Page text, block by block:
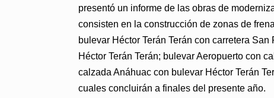
presentó un informe de las obras de
consisten en la construcción de zonas de
bulevar Héctor Terán Terán con carretera
Héctor Terán Terán; bulevar Aeropuerto con
calzada Anáhuac con bulevar Héctor Terán
cuales concluirán a finales del presente año.